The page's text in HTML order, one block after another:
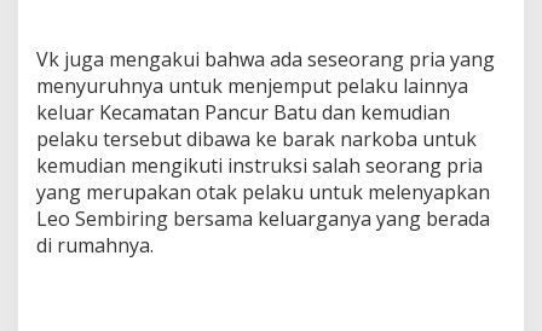
Vk juga mengakui bahwa ada seseorang pria yang
menyuruhnya untuk menjemput pelaku lainnya
keluar Kecamatan Pancur Batu dan kemudian
pelaku tersebut dibawa ke barak narkoba untuk
kemudian mengikuti instruksi salah seorang pria
yang merupakan otak pelaku untuk melenyapkan
Leo Sembiring bersama keluarganya yang berada
di rumahnya.